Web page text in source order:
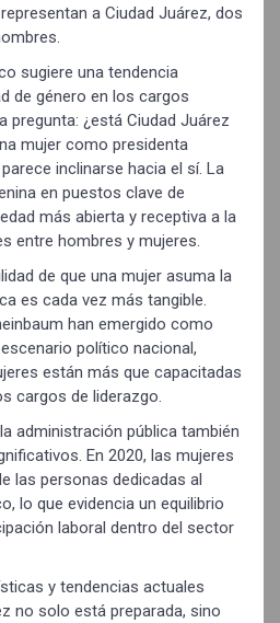
a Ciudad Juárez, dos
sugiere una tendencia
de género en los cargos
pregunta: ¿está Ciudad Juárez
mujer como presidenta
inclinarse hacia el sí. La
en puestos clave de
más abierta y receptiva a la
entre hombres y mujeres.
de que una mujer asuma la
es cada vez más tangible.
han emergido como
político nacional,
están más que capacitadas
cargos de liderazgo.
administración pública también
En 2020, las mujeres
las personas dedicadas al
lo que evidencia un equilibrio
laboral dentro del sector
y tendencias actuales
no solo está preparada, sino